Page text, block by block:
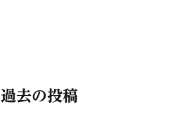
過去の投稿